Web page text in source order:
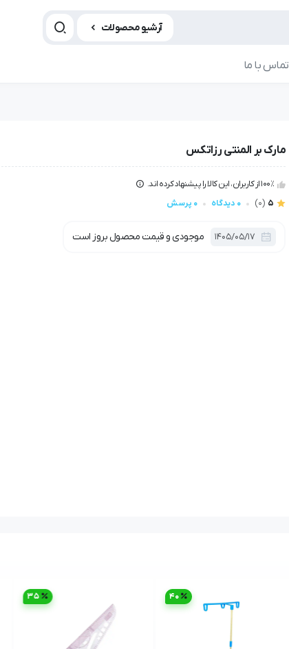
آرشیو محصولات
تماس با ما
مارک بر المنتی رزاتکس
100٪ از کاربران، این کالا را پیشنهاد کرده اند.
5
(0) 0 دیدگاه 0 پرسش
1405/05/17 موجودی و قیمت محصول بروز است
40
35